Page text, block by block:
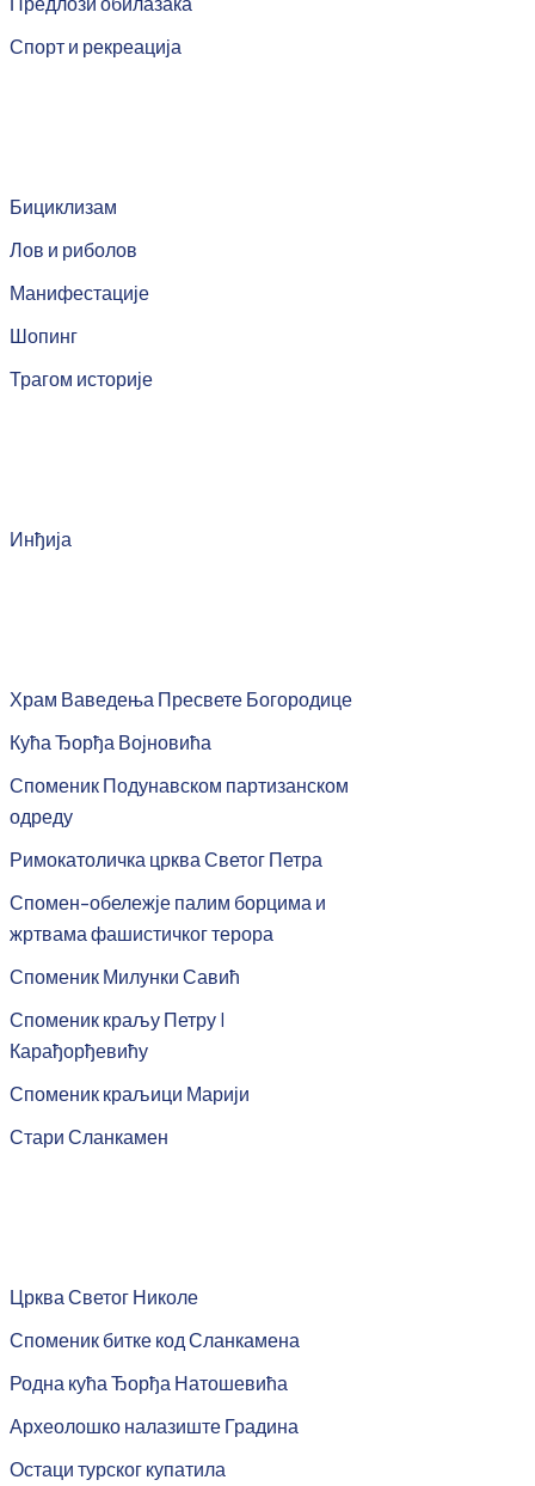
Спорт и рекреација
Бициклизам
Лов и риболов
Манифестације
Шопинг
Трагом историје
Инђија
Храм Ваведења Пресвете Богородице
Кућа Ђорђа Војновића
Споменик Подунавском партизанском
одреду
Римокатоличка црква Светог Петра
Спомен-обележје палим борцима и
жртвама фашистичког терора
Споменик Милунки Савић
Споменик краљу Петру I
Карађорђевићу
Споменик краљици Марији
Стари Сланкамен
Црква Светог Николе
Споменик битке код Сланкамена
Родна кућа Ђорђа Натошевића
Археолошко налазиште Градина
Остаци турског купатила